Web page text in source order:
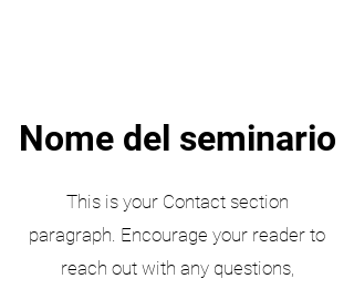
Nome del seminario
This is your Contact section
paragraph. Encourage your reader to
reach out with any questions,